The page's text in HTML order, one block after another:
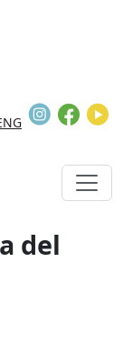
Instagram
del